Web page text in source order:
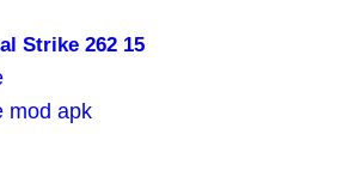
Strike 262 15
mod apk